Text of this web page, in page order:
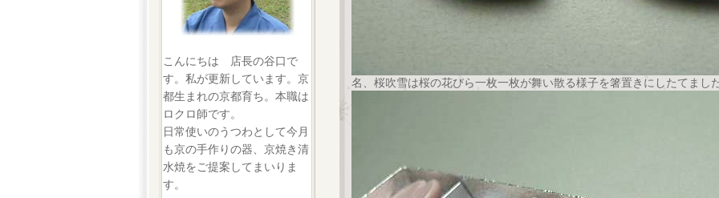
こんにちは 店長の谷口で
す。私が更新しています。京
都生まれの京都育ち。本職は
ロクロ師です。
日常使いのうつわとして今月
も京の手作りの器、京焼き清
水焼をご提案してまいりま
す。
名、桜吹雪は桜の花びら一枚一枚が舞い散る様子を箸置きにしたてまし